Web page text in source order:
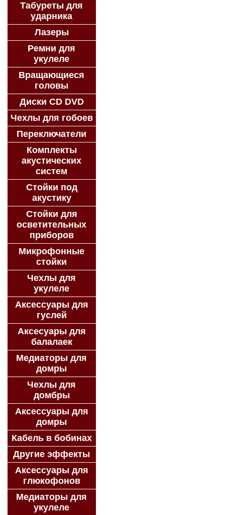
Табуреты для
ударника
Лазеры
Ремни для
укулеле
Вращающиеся
головы
Диски CD DVD
Чехлы для гобоев
Переключатели
Комплекты
акустических
систем
Стойки под
акустику
Стойки для
осветительных
приборов
Микрофонные
стойки
Чехлы для
укулеле
Аксессуары для
гуслей
Аксесуары для
балалаек
Медиаторы для
домры
Чехлы для
домбры
Аксессуары для
домры
Кабель в бобинах
Другие эффекты
Аксессуары для
глюкофонов
Медиаторы для
укулеле